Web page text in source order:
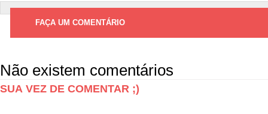
FAÇA UM COMENTÁRIO
Não existem comentários
SUA VEZ DE COMENTAR ;)